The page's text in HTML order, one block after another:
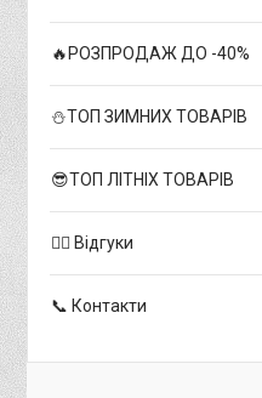
🔥РОЗПРОДАЖ ДО -40%
⛄ТОП ЗИМНИХ ТОВАРІВ
😎ТОП ЛІТНІХ ТОВАРІВ
✍🏻 Відгуки
📞 Контакти